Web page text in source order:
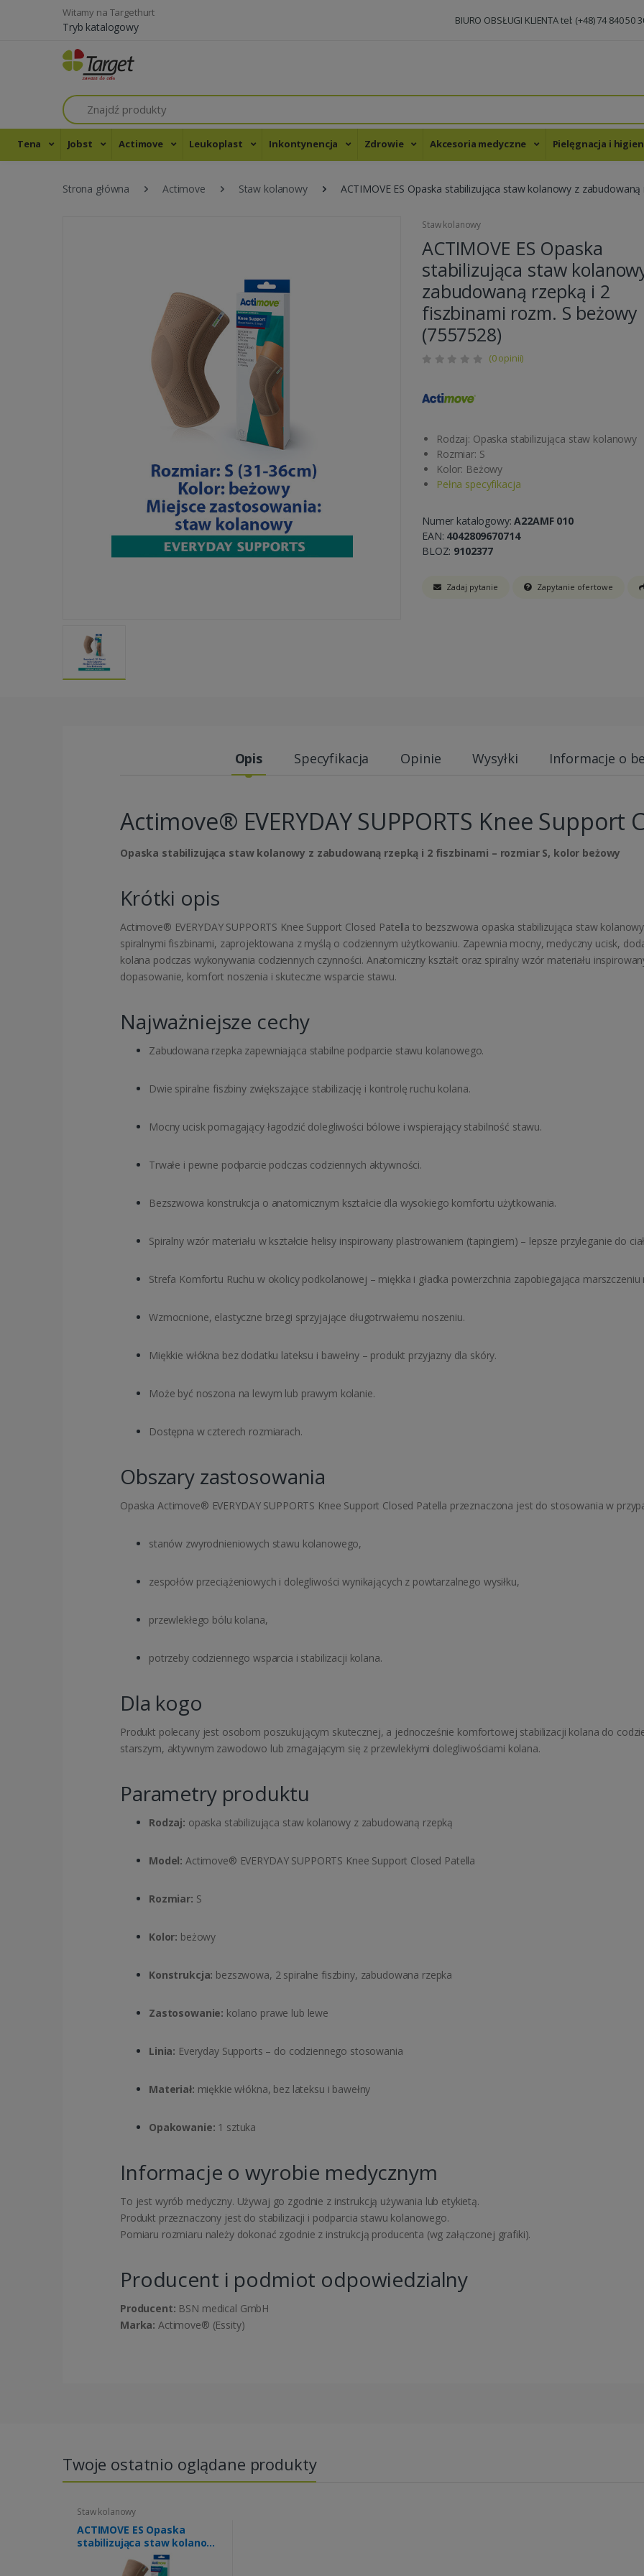
Witamy na Targethurt
Tryb katalogowy BIURO OBSŁUGI KLIENTA tel: (+48) 74 840 50
Szukaj
Tena Jobst Actimove Leukoplast Inkontynencja Zdrowie Akcesoria medyczne Pielęgnacja i
Strona główna Actimove Staw kolanowy ACTIMOVE ES Opaska stabilizująca staw kolanowy z
Staw kolanowy
ACTIMOVE ES Opaska
stabilizująca staw
zabudowaną rzepką i 2
fiszbinami rozm. S beżowy
(7557528)
(0 opinii)
Rodzaj: Opaska stabilizująca staw kolanowy
Rozmiar: S
Kolor: Beżowy
Pełna specyfikacja
Numer katalogowy:A22AMF 010
EAN: 4042809670714
BLOZ: 9102377
Zadaj pytanie Zapytanie ofertowe
Opis Specyfikacja Opinie Wysyłki Informacje o
Actimove® EVERYDAY SUPPORTS Knee Support
Opaska stabilizująca staw kolanowy z zabudowaną rzepką i 2 fiszbinami – rozmiar S, kolor beżowy
Krótki opis
Actimove® EVERYDAY SUPPORTS Knee Support Closed Patella to bezszwowa opaska stabilizująca staw
spiralnymi fiszbinami, zaprojektowana z myślą o codziennym użytkowaniu. Zapewnia mocny, medyczny ucisk,
kolana podczas wykonywania codziennych czynności. Anatomiczny kształt oraz spiralny wzór materiału
dopasowanie, komfort noszenia i skuteczne wsparcie stawu.
Najważniejsze cechy
Zabudowana rzepka zapewniająca stabilne podparcie stawu kolanowego.
Dwie spiralne fiszbiny zwiększające stabilizację i kontrolę ruchu kolana.
Mocny ucisk pomagający łagodzić dolegliwości bólowe i wspierający stabilność stawu.
Trwałe i pewne podparcie podczas codziennych aktywności.
Bezszwowa konstrukcja o anatomicznym kształcie dla wysokiego komfortu użytkowania.
Spiralny wzór materiału w kształcie helisy inspirowany plastrowaniem (tapingiem) – lepsze przyleganie do
Strefa Komfortu Ruchu w okolicy podkolanowej – miękka i gładka powierzchnia zapobiegająca marszczeniu
Wzmocnione, elastyczne brzegi sprzyjające długotrwałemu noszeniu.
Miękkie włókna bez dodatku lateksu i bawełny – produkt przyjazny dla skóry.
Może być noszona na lewym lub prawym kolanie.
Dostępna w czterech rozmiarach.
Obszary zastosowania
Opaska Actimove® EVERYDAY SUPPORTS Knee Support Closed Patella przeznaczona jest do stosowania w
stanów zwyrodnieniowych stawu kolanowego,
zespołów przeciążeniowych i dolegliwości wynikających z powtarzalnego wysiłku,
przewlekłego bólu kolana,
potrzeby codziennego wsparcia i stabilizacji kolana.
Dla kogo
Produkt polecany jest osobom poszukującym skutecznej, a jednocześnie komfortowej stabilizacji kolana do
starszym, aktywnym zawodowo lub zmagającym się z przewlekłymi dolegliwościami kolana.
Parametry produktu
Rodzaj: opaska stabilizująca staw kolanowy z zabudowaną rzepką
Model: Actimove® EVERYDAY SUPPORTS Knee Support Closed Patella
Rozmiar: S
Kolor: beżowy
Konstrukcja: bezszwowa, 2 spiralne fiszbiny, zabudowana rzepka
Zastosowanie: kolano prawe lub lewe
Linia: Everyday Supports – do codziennego stosowania
Materiał: miękkie włókna, bez lateksu i bawełny
Opakowanie: 1 sztuka
Informacje o wyrobie medycznym
To jest wyrób medyczny. Używaj go zgodnie z instrukcją używania lub etykietą.
Produkt przeznaczony jest do stabilizacji i podparcia stawu kolanowego.
Pomiaru rozmiaru należy dokonać zgodnie z instrukcją producenta (wg załączonej grafiki).
Producent i podmiot odpowiedzialny
Producent: BSN medical GmbH
Marka: Actimove® (Essity)
Twoje ostatnio oglądane produkty
Staw kolanowy
ACTIMOVE ES Opaska
stabilizująca staw kolanowy
z zabudowaną rzepką i 2
fiszbinami rozm. S beżowy